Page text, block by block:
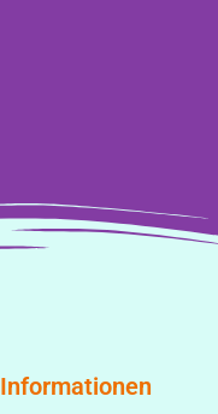
Informationen